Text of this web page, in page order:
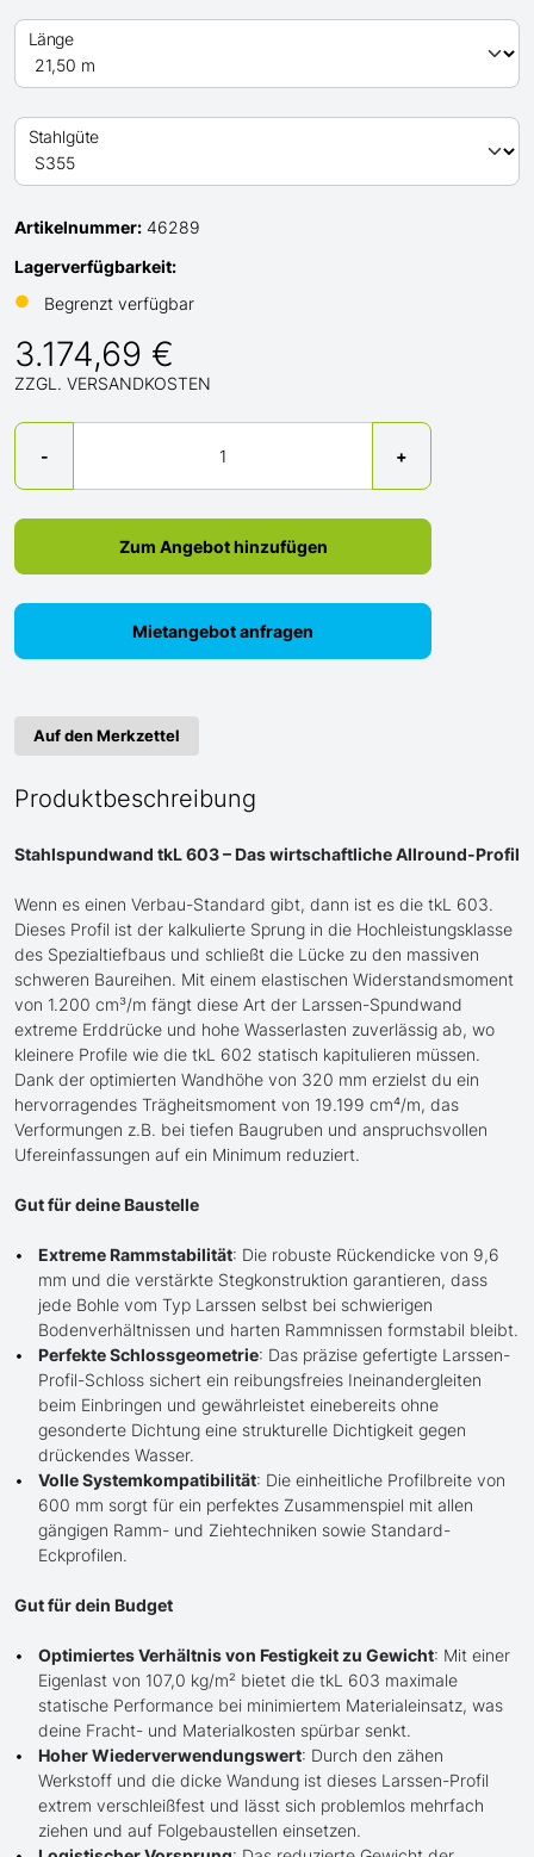
Länge
Stahlgüte
Artikelnummer: 46289
Lagerverfügbarkeit:
●
Begrenzt verfügbar
3.174,69 €
ZZGL. VERSANDKOSTEN
-
Menge
+
Zum Angebot hinzufügen
Mietangebot anfragen
Auf den Merkzettel
Produktbeschreibung
Stahlspundwand tkL 603 – Das wirtschaftliche Allround-Profil
Wenn es einen Verbau-Standard gibt, dann ist es die tkL 603.
Dieses Profil ist der kalkulierte Sprung in die Hochleistungsklasse
des Spezialtiefbaus und schließt die Lücke zu den massiven
schweren Baureihen. Mit einem elastischen Widerstandsmoment
von 1.200 cm³/m fängt diese Art der Larssen-Spundwand
extreme Erddrücke und hohe Wasserlasten zuverlässig ab, wo
kleinere Profile wie die tkL 602 statisch kapitulieren müssen.
Dank der optimierten Wandhöhe von 320 mm erzielst du ein
hervorragendes Trägheitsmoment von 19.199 cm⁴/m, das
Verformungen z.B. bei tiefen Baugruben und anspruchsvollen
Ufereinfassungen auf ein Minimum reduziert.
Gut für deine Baustelle
Extreme Rammstabilität: Die robuste Rückendicke von 9,6
mm und die verstärkte Stegkonstruktion garantieren, dass
jede Bohle vom Typ Larssen selbst bei schwierigen
Bodenverhältnissen und harten Rammnissen formstabil bleibt.
Perfekte Schlossgeometrie: Das präzise gefertigte Larssen-
Profil-Schloss sichert ein reibungsfreies Ineinandergleiten
beim Einbringen und gewährleistet einebereits ohne
gesonderte Dichtung eine strukturelle Dichtigkeit gegen
drückendes Wasser.
Volle Systemkompatibilität: Die einheitliche Profilbreite von
600 mm sorgt für ein perfektes Zusammenspiel mit allen
gängigen Ramm- und Ziehtechniken sowie Standard-
Eckprofilen.
Gut für dein Budget
Optimiertes Verhältnis von Festigkeit zu Gewicht: Mit einer
Eigenlast von 107,0 kg/m² bietet die tkL 603 maximale
statische Performance bei minimiertem Materialeinsatz, was
deine Fracht- und Materialkosten spürbar senkt.
Hoher Wiederverwendungswert: Durch den zähen
Werkstoff und die dicke Wandung ist dieses Larssen-Profil
extrem verschleißfest und lässt sich problemlos mehrfach
ziehen und auf Folgebaustellen einsetzen.